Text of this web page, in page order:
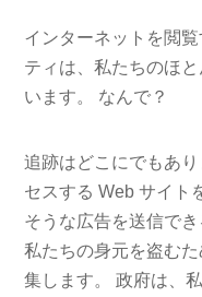
インターネットを閲
ティは、私たちのほ
います。 なんで？
追跡はどこにでもあ
セスする Web サイト
そうな広告を送信で
私たちの身元を盗む
集します。 政府は、